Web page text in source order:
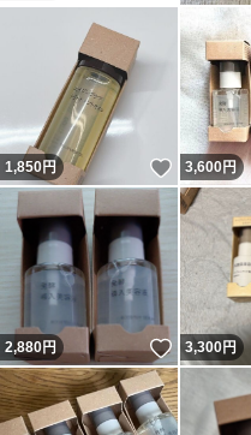
1,850円 いいね！
3,600円
2,880円 いいね！
3,300円